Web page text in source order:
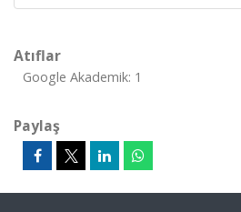
Atıflar
Google Akademik: 1
Paylaş